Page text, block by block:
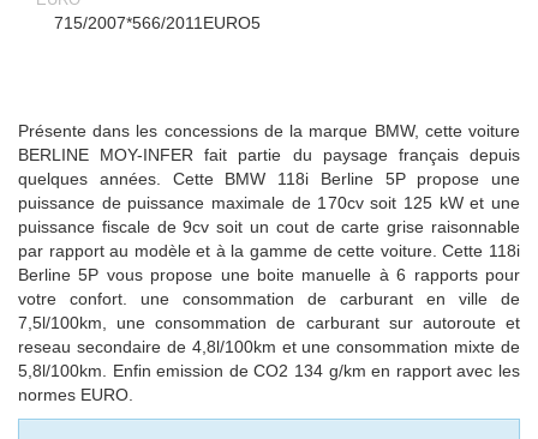
715/2007*566/2011EURO5
Présente dans les concessions de la marque BMW, cette voiture
BERLINE MOY-INFER fait partie du paysage français depuis
quelques années. Cette BMW 118i Berline 5P propose une
puissance de puissance maximale de 170cv soit 125 kW et une
puissance fiscale de 9cv soit un cout de carte grise raisonnable
par rapport au modèle et à la gamme de cette voiture. Cette 118i
Berline 5P vous propose une boite manuelle à6 rapports pour
votre confort. une consommation de carburant en ville de
7,5l/100km, une consommation de carburant sur autoroute et
reseau secondaire de 4,8l/100km et une consommation mixte de
5,8l/100km. Enfin emission de CO2 134 g/km en rapport avec les
normes EURO.